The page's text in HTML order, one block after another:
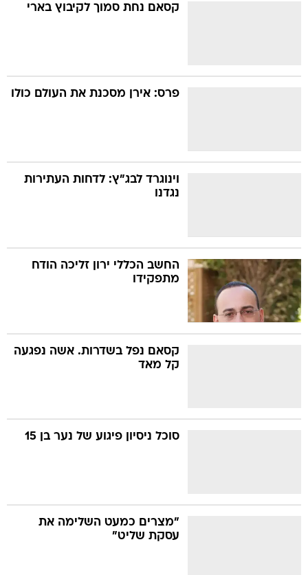
קסאם נחת סמוך לקיבוץ בארי
פרס: אירן מסכנת את העולם כולו
וינוגרד לבג"ץ: לדחות העתירות
נגדנו
החשב הכללי ירון זליכה הודח
מתפקידו
קסאם נפל בשדרות. אשה נפגעה
קל מאד
סוכל ניסיון פיגוע של נער בן 15
"מצרים כמעט השלימה את
עסקת שליט"